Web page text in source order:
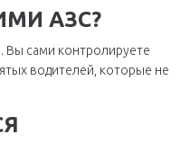
АЗС?
Вы сами контролируете
водителей, которые не